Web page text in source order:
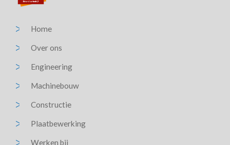
Home
Over ons
Engineering
Machinebouw
Constructie
Plaatbewerking
Werken bij